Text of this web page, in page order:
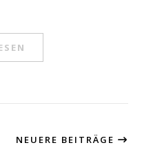
NEUERE BEITRÄGE